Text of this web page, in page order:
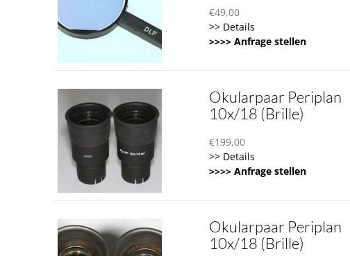
€49,00
>> Details
>>>> Anfrage stellen
Okularpaar Periplan
10x/18 (Brille)
€199,00
>> Details
>>>> Anfrage stellen
Okularpaar Periplan
10x/18 (Brille)